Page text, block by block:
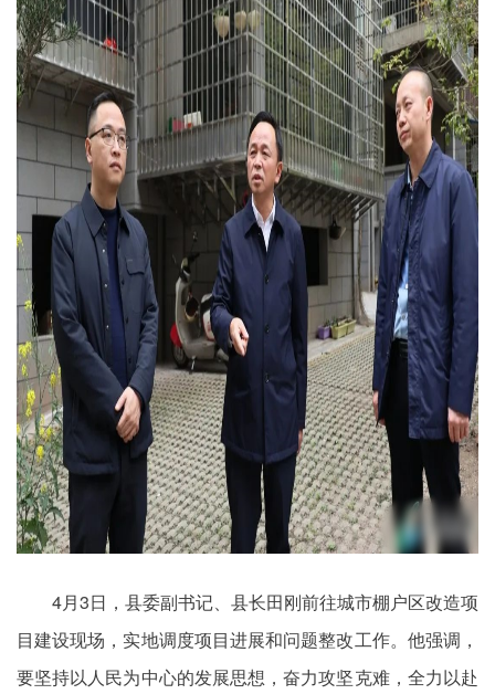
4月3日，县委副书记、县长田刚前往城市棚户区改造项
目建设现场，实地调度项目进展和问题整改工作。他强调，
要坚持以人民为中心的发展思想，奋力攻坚克难，全力以赴